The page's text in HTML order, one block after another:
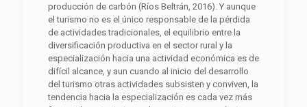
producción de carbón (Ríos Beltrán, 2016). Y aunque
el turismo no es el único responsable de la pérdida
de actividades tradicionales, el equilibrio entre la
diversificación productiva en el sector rural y la
especialización hacia una actividad económica es de
difícil alcance, y aun cuando al inicio del desarrollo
del turismo otras actividades subsisten y conviven, la
tendencia hacia la especialización es cada vez más